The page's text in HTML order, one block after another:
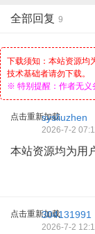
全部回复 9
下载须知：本站资源均
技术基础者请勿下载。
※ 特别提醒：作者无义
点击重新加载sysliuzhen
2026-7-2
本站资源均为用
点击重新加载304131991
2026-7-2